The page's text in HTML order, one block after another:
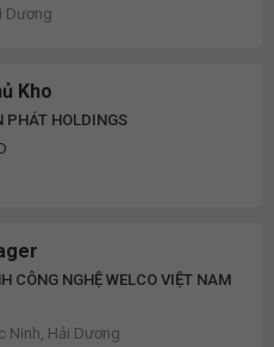
Dương
Kho
HOLDINGS
CÔNG NGHỆ WELCO VIỆT NAM
Ninh, Hải Dương